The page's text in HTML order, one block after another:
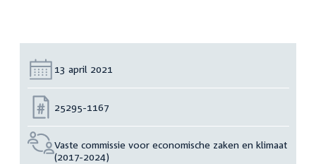
Datum:
13 april 2021
Nummer:
25295-1167
Vaste commissie voor economische zaken en klimaat
(2017-2024)